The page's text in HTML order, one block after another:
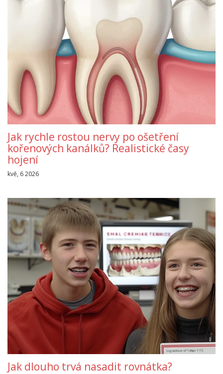
Jak rychle rostou nervy po ošetření
kořenových kanálků? Realistické časy
hojení
kvě, 6 2026
Jak dlouho trvá nasadit rovnátka?